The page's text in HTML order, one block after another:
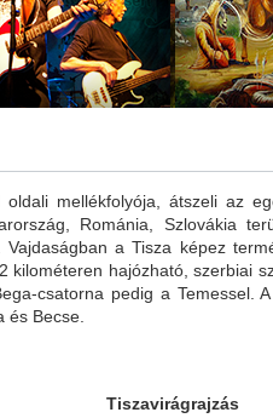
mellékfolyója, átszeli az
Románia, Szlovákia
a Tisza képez
kilométeren hajózható, szerbiai
csatorna pedig a Temessel.
és Becse.
Tiszavirágrajzás